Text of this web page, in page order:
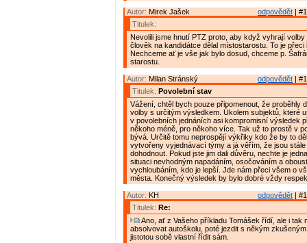
odpovědět |
Autor: Mirek Jašek
Titulek:
Nevolili jsme hnutí PTZ proto, aby když vyhrají volby
člověk na kandidátce dělal místostarostu. To je přeci
Nechceme ať je vše jak bylo dosud, chceme p.
starostu.
odpovědět |
Autor: Milan Stránský
Titulek: Povolební stav
Vážení, chtěl bych pouze připomenout, že proběhly
volby s určitým výsledkem. Úkolem subjektů, které
v povolebních jednáních asi kompromisní výsledek
někoho méně, pro někoho více. Tak už to prostě v
bývá. Určitě tomu neprospějí výkřiky kdo že by to
vytvořeny vyjednávací týmy a já věřím, že jsou
dohodnout. Pokud jste jim dali důvěru, nechte je
situaci nevhodným napadáním, osočováním a
vychloubáním, kdo je lepší. Jde nám přeci všem o
města. Konečný výsledek by bylo dobré vždy
odpovědět |
Autor: KH
Titulek: Re:
Ano, ať z Vašeho příkladu Tomášek řídí, ale i tak
absolvovat autoškolu, poté jezdit s někým
jistotou sobě vlastní řídit sám.